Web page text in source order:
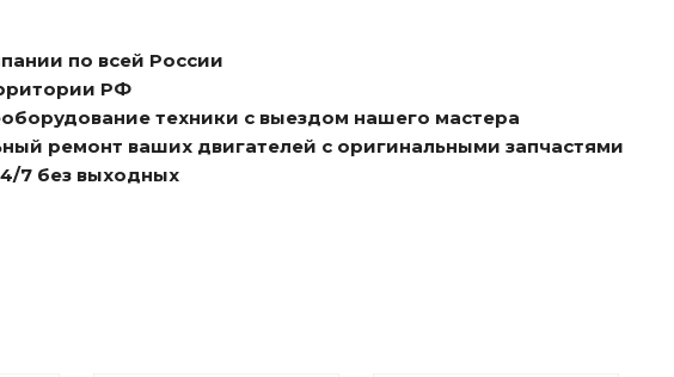
по всей России
РФ
техники с выездом нашего мастера
ремонт ваших двигателей с оригинальными запчастями
7 без выходных